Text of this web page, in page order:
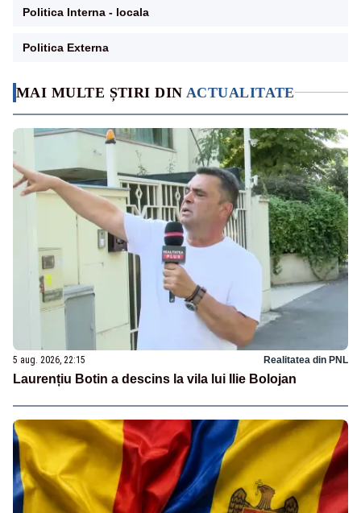
MAI MULTE ȘTIRI DIN ACTUALITATE
5 aug. 2026, 22:15 Realitatea din PNL
Laurențiu Botin a descins la vila lui Ilie Bolojan
Politica Interna - locala
Politica Externa